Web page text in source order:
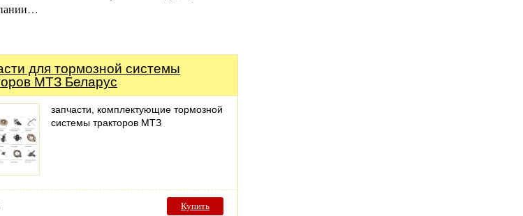
для тормозной системы
МТЗ Беларус
запчасти, комплектующие тормозной
системы тракторов МТЗ
Купить